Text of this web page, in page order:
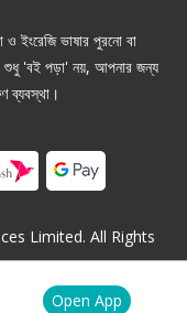
Open App
ইংরেজি ভাষার পুরনো বা
শুধু 'বই পড়া' নয়, আপনার জন্য
ব্যবস্থা।
Limited. All Rights